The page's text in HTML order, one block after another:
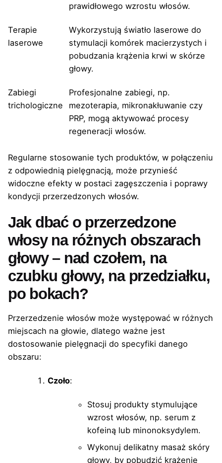
prawidłowego wzrostu włosów.
Terapie
laserowe
Wykorzystują światło laserowe do
stymulacji komórek macierzystych i
pobudzania krążenia krwi w skórze
głowy.
Zabiegi
trichologiczne
Profesjonalne zabiegi, np.
mezoterapia, mikronakłuwanie czy
PRP, mogą aktywować procesy
regeneracji włosów.
Regularne stosowanie tych produktów, w połączeniu
z odpowiednią pielęgnacją, może przynieść
widoczne efekty w postaci zagęszczenia i poprawy
kondycji przerzedzonych włosów.
Jak dbać o przerzedzone
włosy na różnych obszarach
głowy – nad czołem, na
czubku głowy, na przedziałku,
po bokach?
Przerzedzenie włosów może występować w różnych
miejscach na głowie, dlatego ważne jest
dostosowanie pielęgnacji do specyfiki danego
obszaru:
Czoło:
Stosuj produkty stymulujące
wzrost włosów, np. serum z
kofeiną lub minonoksydylem.
Wykonuj delikatny masaż skóry
głowy, by pobudzić krążenie